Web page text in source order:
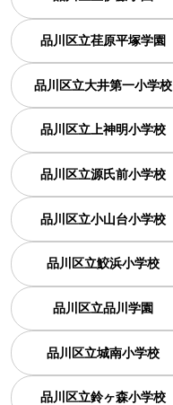
品川区立荏原平塚学園
品川区立大井第一小学校
品川区立上神明小学校
品川区立源氏前小学校
品川区立小山台小学校
品川区立鮫浜小学校
品川区立品川学園
品川区立城南小学校
品川区立鈴ヶ森小学校